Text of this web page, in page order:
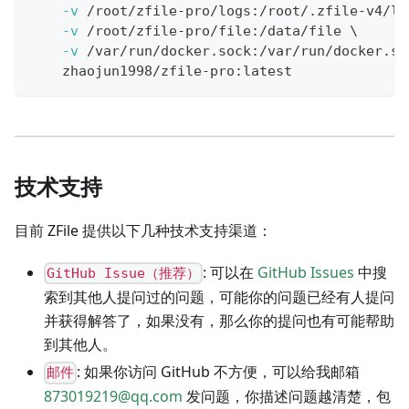
-v /root/zfile-pro/logs:/root/.zfile-v4/
-v /root/zfile-pro/file:/data/file \
-v /var/run/docker.sock:/var/run/
    zhaojun1998/zfile-pro:latest
技术支持
目前 ZFile 提供以下几种技术支持渠道：
GitHub Issue（推荐） : 可以在 GitHub Issues 中搜
索到其他人提问过的问题，可能你的问题已经有人提问
并获得解答了，如果没有，那么你的提问也有可能帮助
到其他人。
邮件 : 如果你访问 GitHub 不方便，可以给我邮箱
873019219@qq.com 发问题，你描述问题越清楚，包